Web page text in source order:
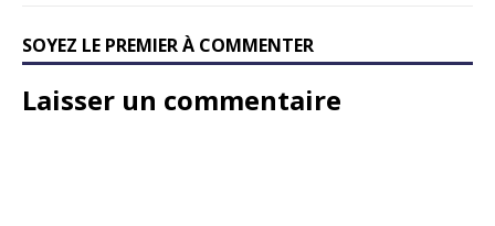
SOYEZ LE PREMIER À COMMENTER
Laisser un commentaire